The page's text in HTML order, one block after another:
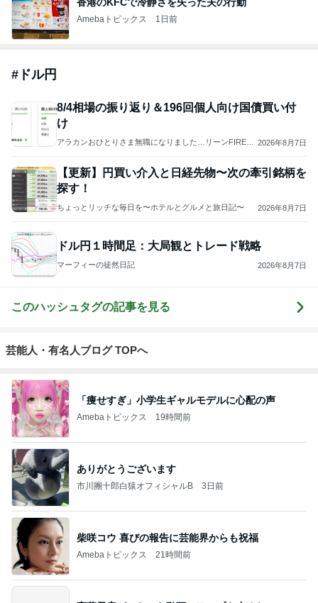
Amebaトピックス 1日前
# ドル円
8/4相場の振り返り＆196回個人向け国債買い付
け
アラカンおひとりさま無職になりました…リーンFIRE介
2026年8月7日
【更新】円買い介入と日経先物〜次の牽引銘柄を
探す！
ちょっとリッチな毎日を〜ホテルとグルメと旅日記〜 2026年8月7日
ドル円１時間足：大局観とトレード戦略
マーフィーの徒然日記 2026年8月7日
このハッシュタグの記事を見る
芸能人・有名人ブログ TOPへ
「痩せすぎ」小学生ギャルモデルに心配の声
Amebaトピックス 19時間前
ありがとうございます
市川團十郎白猿オフィシャルB 3日前
柴咲コウ 喜びの報告に芸能界からも祝福
Amebaトピックス 21時間前